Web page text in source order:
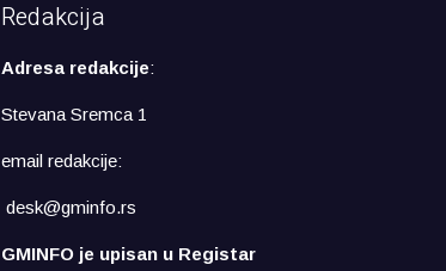
Redakcija
Adresa redakcije:
Stevana Sremca 1
email redakcije:
desk@gminfo.rs
GMINFO je upisan u Registar